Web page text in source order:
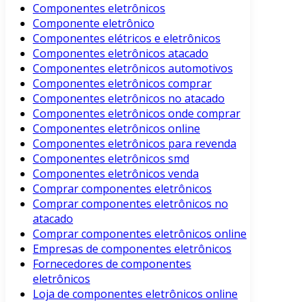
Componentes eletrônicos
Componente eletrônico
Componentes elétricos e eletrônicos
Componentes eletrônicos atacado
Componentes eletrônicos automotivos
Componentes eletrônicos comprar
Componentes eletrônicos no atacado
Componentes eletrônicos onde comprar
Componentes eletrônicos online
Componentes eletrônicos para revenda
Componentes eletrônicos smd
Componentes eletrônicos venda
Comprar componentes eletrônicos
Comprar componentes eletrônicos no
atacado
Comprar componentes eletrônicos online
Empresas de componentes eletrônicos
Fornecedores de componentes
eletrônicos
Loja de componentes eletrônicos online